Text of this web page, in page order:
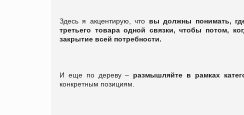
Здесь я акцентирую, что вы должны понимать,
третьего товара одной связки, чтобы потом,
закрытие всей потребности.
И еще по дереву – размышляйте в рамках
конкретным позициям.